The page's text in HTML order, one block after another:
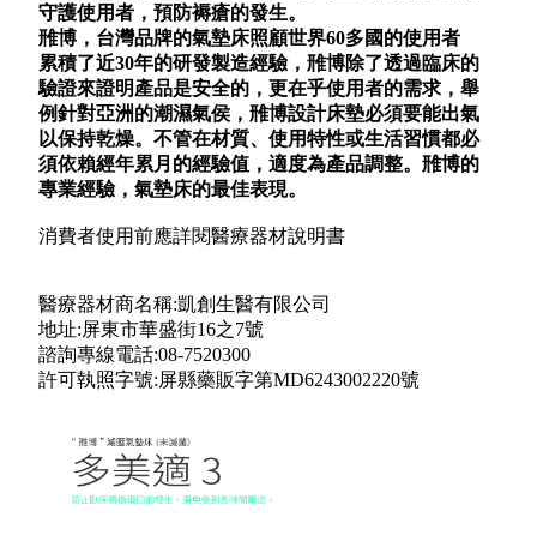
守護使用者，預防褥瘡的發生。
雃博，台灣品牌的氣墊床照顧世界60多國的使用者
累積了近30年的研發製造經驗，雃博除了透過臨床的
驗證來證明產品是安全的，更在乎使用者的需求，舉
例針對亞洲的潮濕氣侯，雃博設計床墊必須要能出氣
以保持乾燥。不管在材質、使用特性或生活習慣都必
須依賴經年累月的經驗值，適度為產品調整。雃博的
專業經驗，氣墊床的最佳表現。
消費者使用前應詳閱醫療器材說明書
醫療器材商名稱:凱創生醫有限公司
地址:屏東市華盛街16之7號
諮詢專線電話:08-7520300
許可執照字號:屏縣藥販字第MD6243002220號